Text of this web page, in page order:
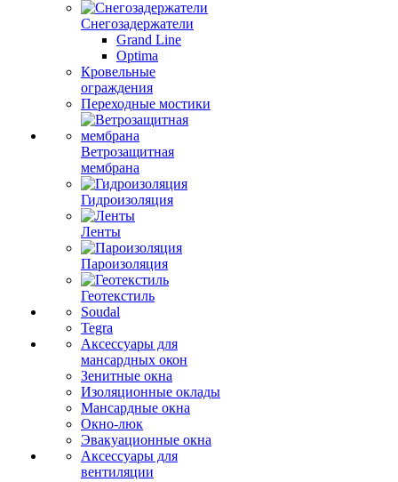
Снегозадержатели
Grand Line
Optima
Кровельные
ограждения
Переходные мостики
Ветрозащитная
мембрана
Гидроизоляция
Ленты
Пароизоляция
Геотекстиль
Soudal
Tegra
Аксессуары для
мансардных окон
Зенитные окна
Изоляционные оклады
Мансардные окна
Окно-люк
Эвакуационные окна
Аксессуары для
вентиляции